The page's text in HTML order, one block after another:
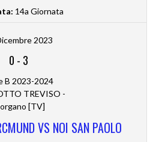
14a Giornata
2023
0 - 3
B 2023-2024
TREVISO -
[TV]
VS NOI SAN PAOLO